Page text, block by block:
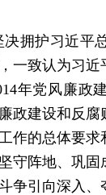
拥护习近平
一致认为习
年党风廉政
政建设和反
作的总体要求
守阵地、巩
争引向深入